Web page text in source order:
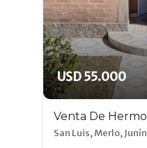
USD 55.000
San Luis, Merlo, Junín